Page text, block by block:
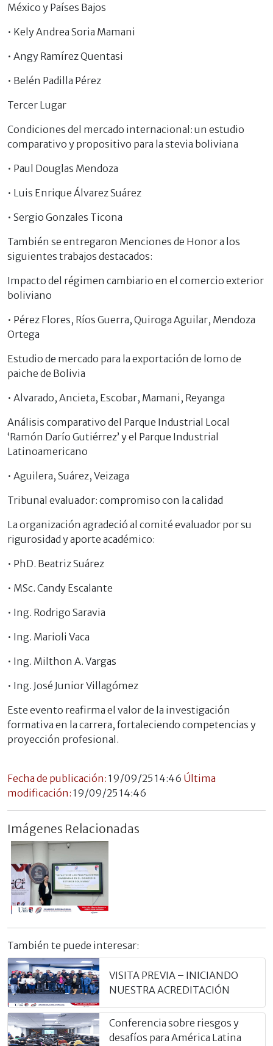
México y Países Bajos
• Kely Andrea Soria Mamani
• Angy Ramírez Quentasi
• Belén Padilla Pérez
Tercer Lugar
Condiciones del mercado internacional: un estudio
comparativo y propositivo para la stevia boliviana
• Paul Douglas Mendoza
• Luis Enrique Álvarez Suárez
• Sergio Gonzales Ticona
También se entregaron Menciones de Honor a los
siguientes trabajos destacados:
Impacto del régimen cambiario en el comercio exterior
boliviano
• Pérez Flores, Ríos Guerra, Quiroga Aguilar, Mendoza
Ortega
Estudio de mercado para la exportación de lomo de
paiche de Bolivia
• Alvarado, Ancieta, Escobar, Mamani, Reyanga
Análisis comparativo del Parque Industrial Local
‘Ramón Darío Gutiérrez’ y el Parque Industrial
Latinoamericano
• Aguilera, Suárez, Veizaga
Tribunal evaluador: compromiso con la calidad
La organización agradeció al comité evaluador por su
rigurosidad y aporte académico:
• PhD. Beatriz Suárez
• MSc. Candy Escalante
• Ing. Rodrigo Saravia
• Ing. Marioli Vaca
• Ing. Milthon A. Vargas
• Ing. José Junior Villagómez
Este evento reafirma el valor de la investigación
formativa en la carrera, fortaleciendo competencias y
proyección profesional.
Fecha de publicación: 19/09/25 14:46 Última
modificación: 19/09/25 14:46
Imágenes Relacionadas
También te puede interesar:
VISITA PREVIA – INICIANDO
NUESTRA ACREDITACIÓN
Conferencia sobre riesgos y
desafíos para América Latina